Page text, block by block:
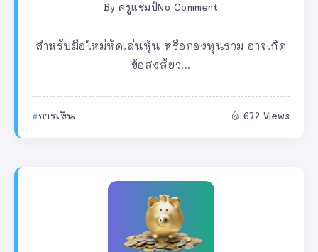
By ครูแชมป์No Comment
สำหรับมือใหม่หัดเล่นหุ้น หรือกองทุนรวม อาจเกิด
ข้อสงสัยว...
การเงิน 672 Views